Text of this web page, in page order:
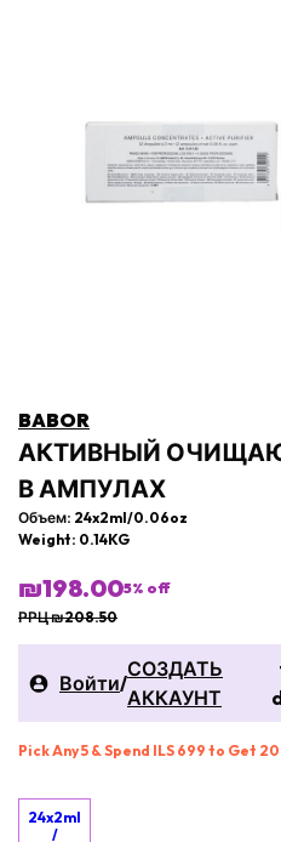
BABOR
АКТИВНЫЙ
В АМПУЛАХ
Объем: 24x2ml/0.06oz
Weight: 0.14KG
₪198.005% off
РРЦ ₪208.50
Войти/
СОЗДАТЬ
АККАУНТ
Pick Any 5 & Spend ILS 699 to Get
24x2ml
/